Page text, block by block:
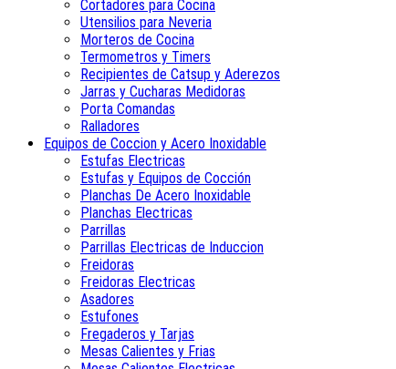
Cortadores para Cocina
Utensilios para Neveria
Morteros de Cocina
Termometros y Timers
Recipientes de Catsup y Aderezos
Jarras y Cucharas Medidoras
Porta Comandas
Ralladores
Equipos de Coccion y Acero Inoxidable
Estufas Electricas
Estufas y Equipos de Cocción
Planchas De Acero Inoxidable
Planchas Electricas
Parrillas
Parrillas Electricas de Induccion
Freidoras
Freidoras Electricas
Asadores
Estufones
Fregaderos y Tarjas
Mesas Calientes y Frias